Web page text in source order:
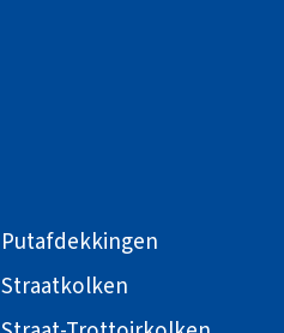
Putafdekkingen
Straatkolken